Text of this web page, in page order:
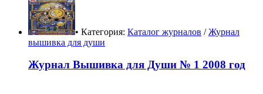
• Категория: Каталог журналов /Журнал
вышивка для души
Журнал Вышивка для Души № 1 2008 год